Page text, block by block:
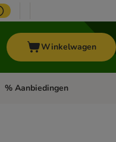
Winkelwagen
Open categorie menu:
% Aanbiedingen